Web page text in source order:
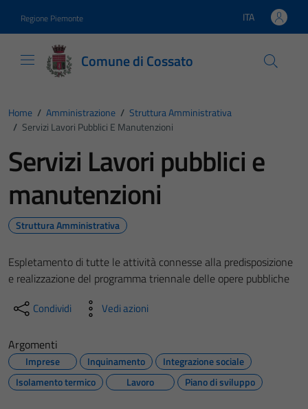
Regione Piemonte Lingua attiva:
ITA
Comune di Cossato
Home / Amministrazione / Struttura Amministrativa
/ Servizi Lavori Pubblici E Manutenzioni
Servizi Lavori pubblici e
manutenzioni
Struttura Amministrativa
Espletamento di tutte le attività connesse alla predisposizione
e realizzazione del programma triennale delle opere pubbliche
Condividi Vedi azioni
Argomenti
Imprese Inquinamento
Integrazione sociale
Isolamento termico
Lavoro Piano di sviluppo